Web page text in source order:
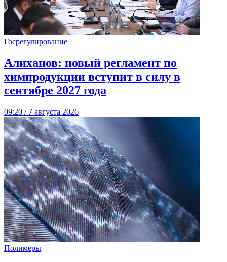
Госрегулирование
Алиханов: новый регламент по
химпродукции вступит в силу в
сентябре 2027 года
09:20 / 7 августа 2026
Полимеры